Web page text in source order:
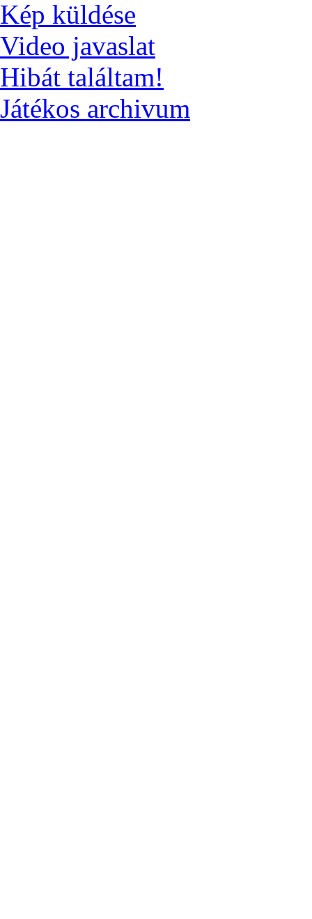
Kép küldése
Video javaslat
Hibát találtam!
Játékos archivum